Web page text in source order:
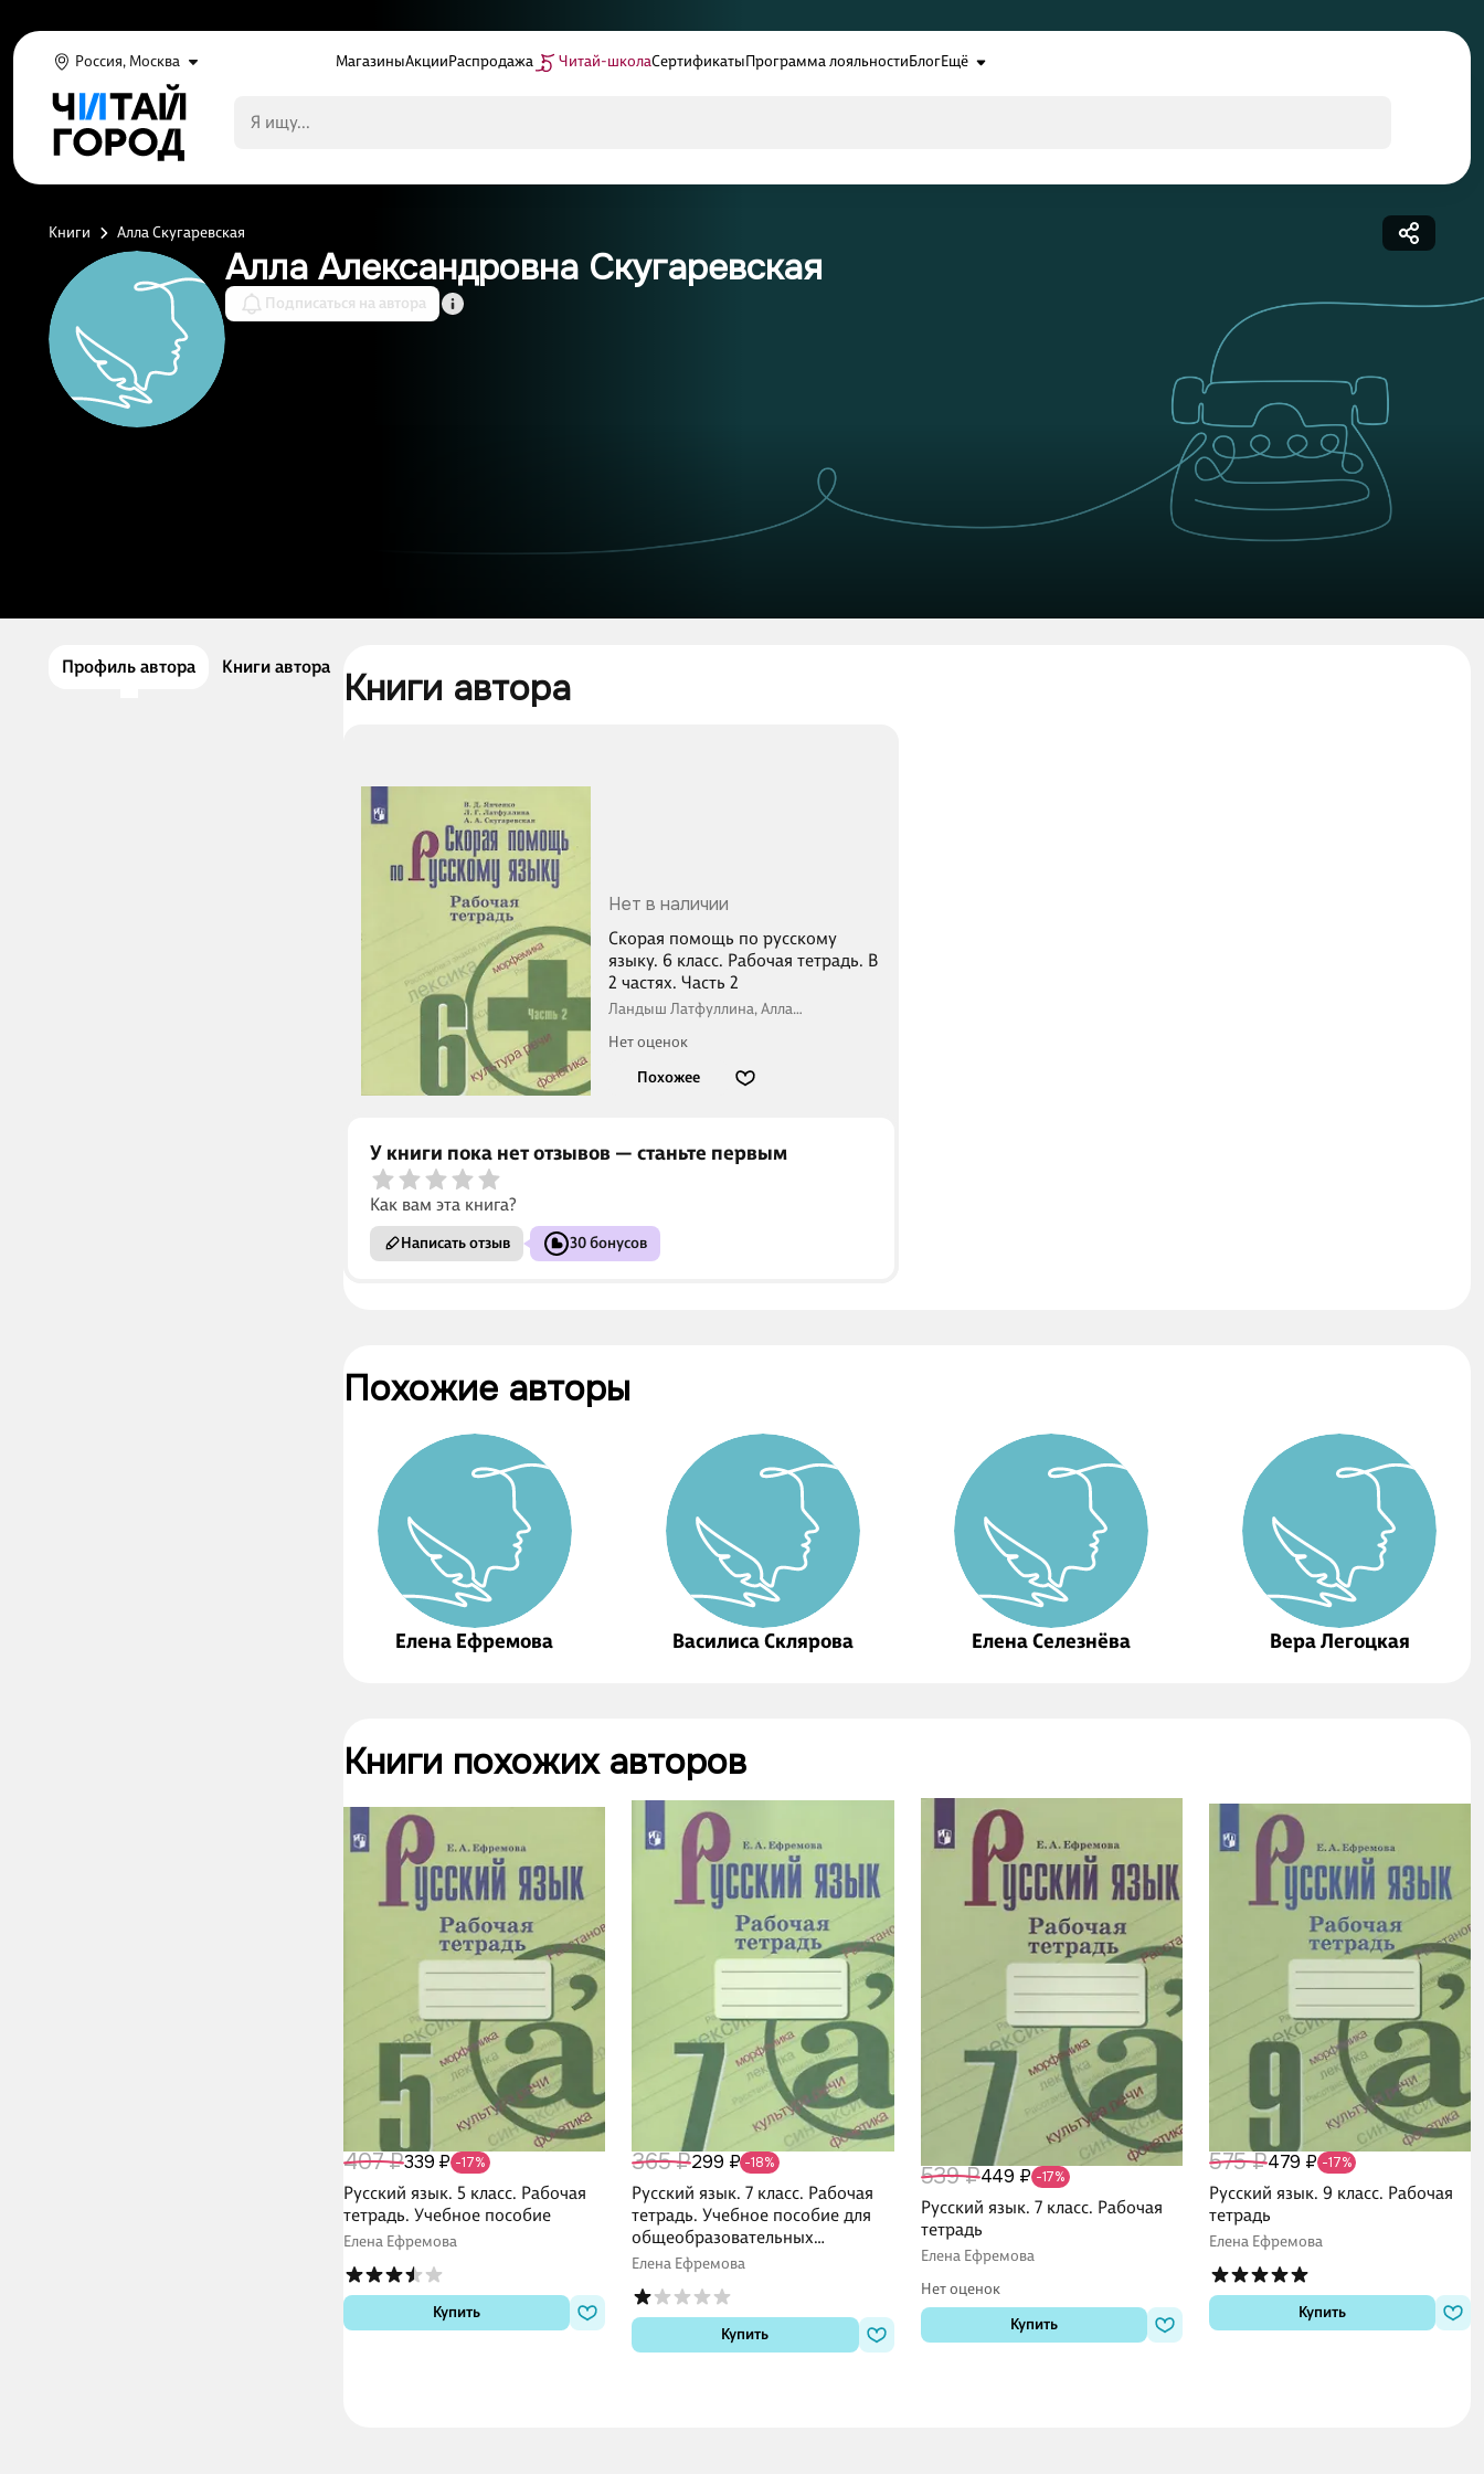
Россия, Москва МагазиныАкцииРаспродажа Читай-школаСертификатыПрограмма лояльностиБлогЕщё
Книги Алла Скугаревская
Алла Александровна Скугаревская
Подписаться на автора
Профиль автора Книги автора Книги автора
Нет в наличии
Скорая помощь по русскому
языку. 6 класс. Рабочая тетрадь. В
2 частях. Часть 2
Ландыш Латфуллина, Алла
Нет оценок
Похожее
У книги пока нет отзывов — станьте первым
Как вам эта книга?
Написать отзыв 30 бонусов
Похожие авторы
Елена Ефремова Василиса Склярова Елена Селезнёва Вера Легоцкая
Книги похожих авторов
407 ₽339 ₽ -17%
Русский язык. 5 класс. Рабочая
тетрадь. Учебное пособие
Елена Ефремова
Купить
365 ₽299 ₽ -18%
Русский язык. 7 класс. Рабочая
тетрадь. Учебное пособие для
общеобразовательных
организаций
Елена Ефремова
Купить
539 ₽449 ₽ -17%
Русский язык. 7 класс. Рабочая
тетрадь
Елена Ефремова
Нет оценок
Купить
575 ₽479 ₽ -17%
Русский язык. 9 класс. Рабочая
тетрадь
Елена Ефремова
Купить